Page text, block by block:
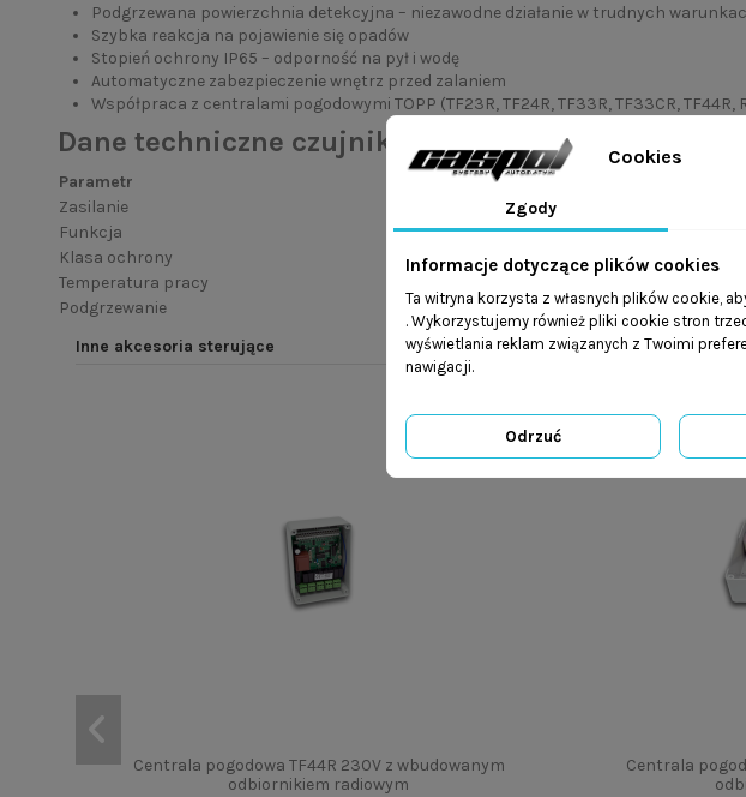
Podgrzewana powierzchnia detekcyjna – niezawodne działanie w trudnych
Szybka reakcja na pojawienie się opadów
Stopień ochrony IP65 – odporność na pył i wodę
Automatyczne zabezpieczenie wnętrz przed zalaniem
Współpraca z centralami pogodowymi TOPP (TF23R, TF24R, TF33R, TF33CR, TF44R,
Dane techniczne czujnika RDC/12
Parametr
Zasilanie
Funkcja
czujnik opadów
Klasa ochrony
IP65
Temperatura pracy
Podgrzewanie
TAK
Inne akcesoria sterujące
Centrala pogodowa TF44R 230V z wbudowanym
odbiornikiem radiowym
Centrala
Cookies
Zgody
Informacje dotyczące plików cookies
Ta witryna korzysta z własnych plików cookie,
. Wykorzystujemy również pliki cookie stron
wyświetlania reklam związanych z Twoimi
nawigacji.
Odrzuć